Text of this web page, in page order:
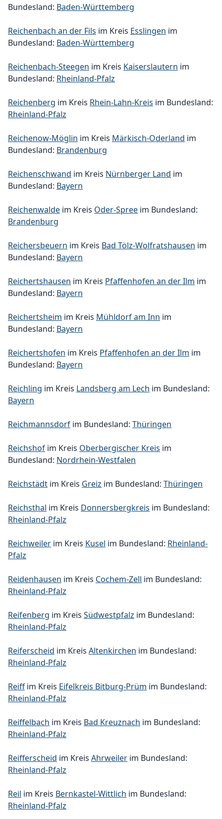
Bundesland: Baden-Württemberg
Reichenbach an der Fils im Kreis Esslingen im
Bundesland: Baden-Württemberg
Reichenbach-Steegen im Kreis Kaiserslautern im
Bundesland: Rheinland-Pfalz
Reichenberg im Kreis Rhein-Lahn-Kreis im Bundesland:
Rheinland-Pfalz
Reichenow-Möglin im Kreis Märkisch-Oderland im
Bundesland: Brandenburg
Reichenschwand im Kreis Nürnberger Land im
Bundesland: Bayern
Reichenwalde im Kreis Oder-Spree im Bundesland:
Brandenburg
Reichersbeuern im Kreis Bad Tölz-Wolfratshausen im
Bundesland: Bayern
Reichertshausen im Kreis Pfaffenhofen an der Ilm im
Bundesland: Bayern
Reichertsheim im Kreis Mühldorf am Inn im
Bundesland: Bayern
Reichertshofen im Kreis Pfaffenhofen an der Ilm im
Bundesland: Bayern
Reichling im Kreis Landsberg am Lech im Bundesland:
Bayern
Reichmannsdorf im Bundesland: Thüringen
Reichshof im Kreis Oberbergischer Kreis im
Bundesland: Nordrhein-Westfalen
Reichstädt im Kreis Greiz im Bundesland: Thüringen
Reichsthal im Kreis Donnersbergkreis im Bundesland:
Rheinland-Pfalz
Reichweiler im Kreis Kusel im Bundesland: Rheinland-
Pfalz
Reidenhausen im Kreis Cochem-Zell im Bundesland:
Rheinland-Pfalz
Reifenberg im Kreis Südwestpfalz im Bundesland:
Rheinland-Pfalz
Reiferscheid im Kreis Altenkirchen im Bundesland:
Rheinland-Pfalz
Reiffim Kreis Eifelkreis Bitburg-Prüm im Bundesland:
Rheinland-Pfalz
Reiffelbach im Kreis Bad Kreuznach im Bundesland:
Rheinland-Pfalz
Reifferscheid im Kreis Ahrweiler im Bundesland:
Rheinland-Pfalz
Reil im Kreis Bernkastel-Wittlich im Bundesland:
Rheinland-Pfalz